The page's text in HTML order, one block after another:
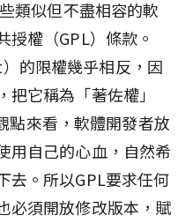
類似但不盡相容的軟
授權（GPL）條款。
的限權幾乎相反，因
它稱為「著佐權」
點來看，軟體開發者放
用自己的心血，自然希
去。所以GPL要求任何
必須開放修改版本，賦